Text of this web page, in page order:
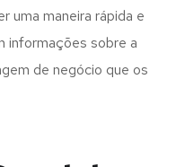
uma maneira rápida e
informações sobre a
de negócio que os